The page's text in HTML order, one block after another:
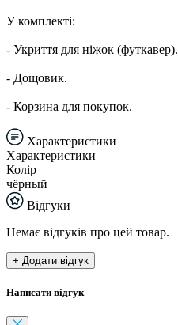
У комплекті:
- Укриття для ніжок (футкавер).
- Дощовик.
- Корзина для покупок.
Характеристики
Характеристики
Колір
чёрный
Відгуки
Немає відгуків про цей товар.
+ Додати відгук
Написати відгук